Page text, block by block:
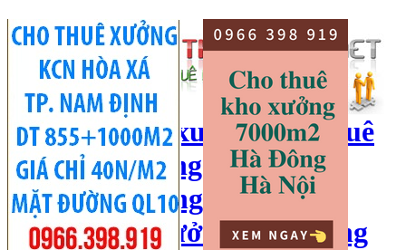
cho thuê kho xưởng, cho thuê
kho, kho xưởng hà nội, cho
thuê nhà xưởng, cho thuê
xưởng, kho xưởng hải dương